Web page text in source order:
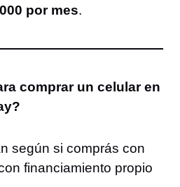
por mes.
comprar un celular en
según si comprás con
financiamiento propio